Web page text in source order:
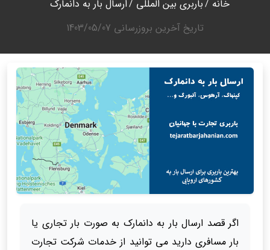
خانه باربری بین المللی
ارسال بار به دانمارک
تاریخ آخرین بروزرسانی 1403/05/07
اگر قصد ارسال بار به دانمارک به صورت بار تجاری یا
بار مسافری دارید می توانید از خدمات شرکت تجارت